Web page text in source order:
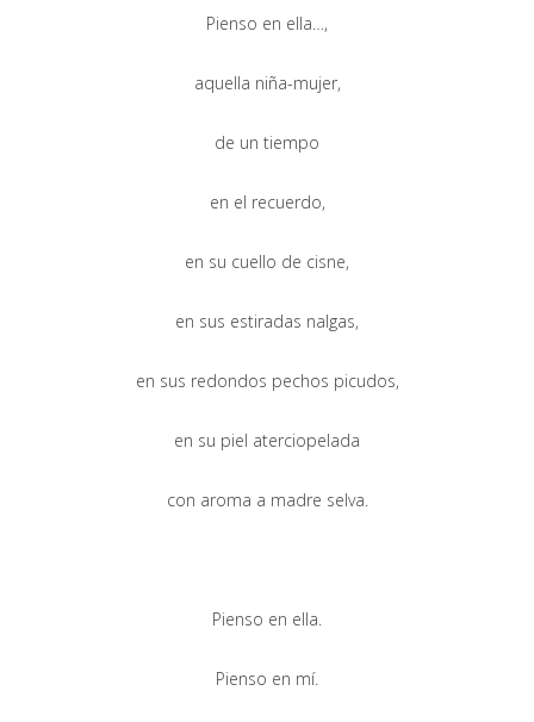
Pienso en ella…,
aquella niña-mujer,
de un tiempo
en el recuerdo,
en su cuello de cisne,
en sus estiradas nalgas,
en sus redondos pechos picudos,
en su piel aterciopelada
con aroma a madre selva.
Pienso en ella.
Pienso en mí.